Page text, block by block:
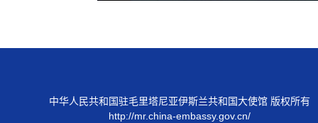
中华人民共和国驻毛里塔尼亚伊斯兰共和国大使馆 版权所有
http://mr.china-embassy.gov.cn/